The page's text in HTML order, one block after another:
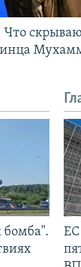
бомба".